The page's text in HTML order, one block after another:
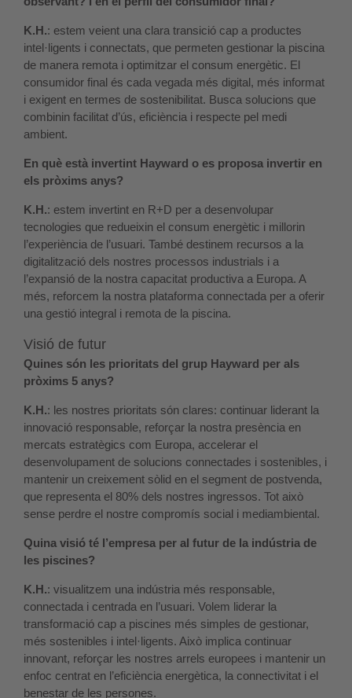
K.H.: estem veient una clara transició cap a productes
intel·ligents i connectats, que permeten gestionar la piscina
de manera remota i optimitzar el consum energètic. El
consumidor final és cada vegada més digital, més informat
i exigent en termes de sostenibilitat. Busca solucions que
combinin facilitat d’ús, eficiència i respecte pel medi
ambient.
En què està invertint Hayward o es proposa invertir en
els pròxims anys?
K.H.: estem invertint en R+D per a desenvolupar
tecnologies que redueixin el consum energètic i millorin
l’experiència de l’usuari. També destinem recursos a la
digitalització dels nostres processos industrials i a
l’expansió de la nostra capacitat productiva a Europa. A
més, reforcem la nostra plataforma connectada per a oferir
una gestió integral i remota de la piscina.
Visió de futur
Quines són les prioritats del grup Hayward per als
pròxims 5 anys?
K.H.: les nostres prioritats són clares: continuar liderant la
innovació responsable, reforçar la nostra presència en
mercats estratègics com Europa, accelerar el
desenvolupament de solucions connectades i sostenibles, i
mantenir un creixement sòlid en el segment de postvenda,
que representa el 80% dels nostres ingressos. Tot això
sense perdre el nostre compromís social i mediambiental.
Quina visió té l’empresa per al futur de la indústria de
les piscines?
K.H.: visualitzem una indústria més responsable,
connectada i centrada en l’usuari. Volem liderar la
transformació cap a piscines més simples de gestionar,
més sostenibles i intel·ligents. Això implica continuar
innovant, reforçar les nostres arrels europees i mantenir un
enfoc centrat en l’eficiència energètica, la connectivitat i el
benestar de les persones.